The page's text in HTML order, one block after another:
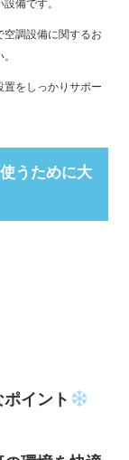
備です。
空調設備に関するお
をしっかりサポー
うために大
イント